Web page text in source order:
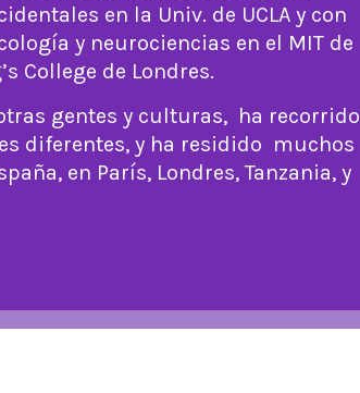
en la Univ. de UCLA y con
y neurociencias en el MIT de
College de Londres.
gentes y culturas, ha recorrido
diferentes, y ha residido muchos
en París, Londres, Tanzania, y